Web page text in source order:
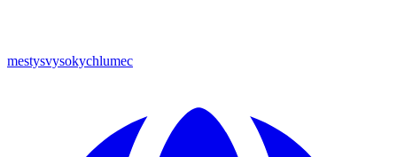
mestysvysokychlumec